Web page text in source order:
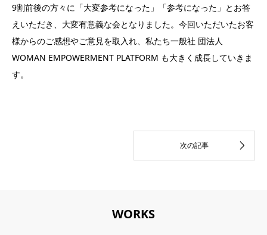
9割前後の方々に「大変参考になった」「参考になった」とお答
えいただき、大変有意義な会となりました。今回いただいたお客
様からのご感想やご意見を取入れ、私たち一般社 団法人
WOMAN EMPOWERMENT PLATFORM も大きく成⻑していきま
す。
WORKS